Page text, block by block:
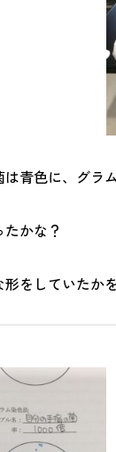
青色に、グラ
かな？
をしていたか